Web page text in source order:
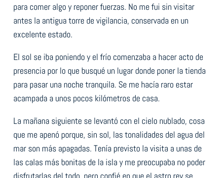
para comer algo y reponer fuerzas. No me fui sin visitar
antes la antigua torre de vigilancia, conservada en un
excelente estado.
El sol se iba poniendo y el frío comenzaba a hacer acto de
presencia por lo que busqué un lugar donde poner la tienda
para pasar una noche tranquila. Se me hacía raro estar
acampada a unos pocos kilómetros de casa.
La mañana siguiente se levantó con el cielo nublado, cosa
que me apenó porque, sin sol, las tonalidades del agua del
mar son más apagadas. Tenía previsto la visita a unas de
las calas más bonitas de la isla y me preocupaba no poder
disfrutarlas del todo, pero confié en que el astro rey se